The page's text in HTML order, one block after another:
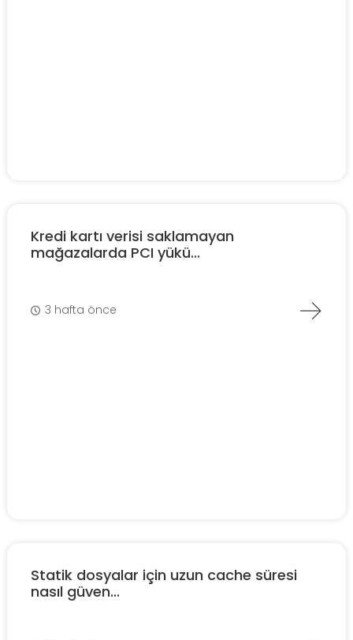
Kredi kartı verisi saklamayan
mağazalarda PCI yükü...
3 hafta önce
Statik dosyalar için uzun cache süresi
nasıl güven...